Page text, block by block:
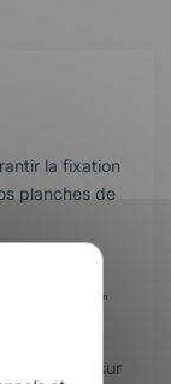
la fixation
planches de
"grub screw"
dérives sur